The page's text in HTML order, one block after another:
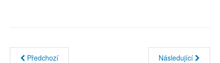
Předchozí Následující